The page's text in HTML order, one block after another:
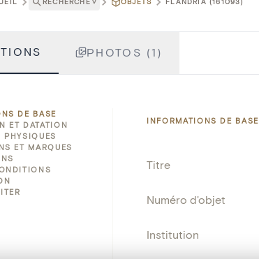
PHOTOS (1)
DE BASE
ET DATATION
PHYSIQUES
ET MARQUES
INFORMATIONS DE BASE
Titre
Numéro d'objet
Institution